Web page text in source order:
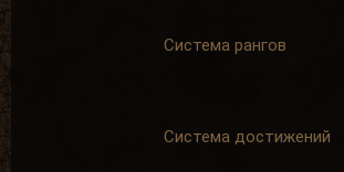
Система рангов
Система достижений